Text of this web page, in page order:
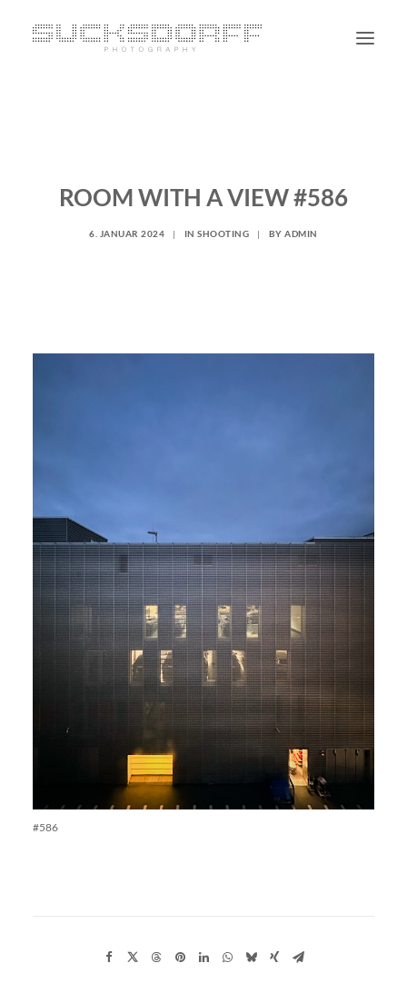
BLOGROOM WITH A VIEW #586
6. JANUAR 2024 | INSHOOTING | BYADMIN
#586